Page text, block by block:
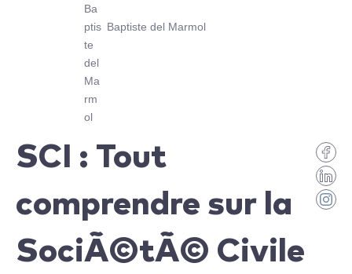
Baptiste del Marmol
SCI : Tout
comprendre sur la
SociÃ©tÃ© Civile